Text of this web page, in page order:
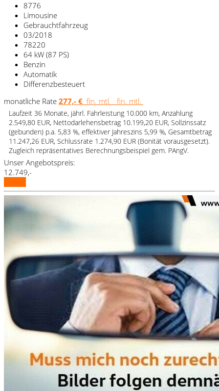
8776
Limousine
Gebrauchtfahrzeug
03/2018
78220
64 kW (87 PS)
Benzin
Automatik
Differenzbesteuert
monatliche Rate 277,- € fin. mtl. fin. mtl.
Laufzeit 36 Monate, jährl. Fahrleistung 10.000 km, Anzahlung
2.549,80 EUR, Nettodarlehensbetrag 10.199,20 EUR, Sollzinssatz
(gebunden) p.a. 5,83 %, effektiver Jahreszins 5,99 %, Gesamtbetrag
11.247,26 EUR, Schlussrate 1.274,90 EUR (Bonität vorausgesetzt).
Zugleich repräsentatives Berechnungsbeispiel gem. PAngV.
Unser Angebotspreis:
12.749,-